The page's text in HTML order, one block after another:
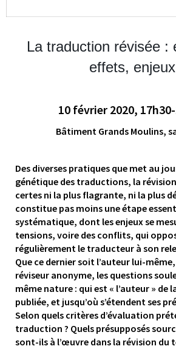
La traduction révisée :
effets, enjeux
10 février 2020,
Bâtiment Grands Moulins,
Des diverses pratiques que met au
génétique des traductions, la
certes ni la plus flagrante, ni la plus
constitue pas moins une étape
systématique, dont les enjeux se
tensions, voire des conflits, qui
régulièrement le traducteur à son
Que ce dernier soit l’auteur lui-
réviseur anonyme, les questions
même nature : qui est « l’auteur » de
publiée, et jusqu’où s’étendent ses
Selon quels critères d’évaluation
traduction ? Quels présupposés
sont-ils à l’œuvre dans la révision du